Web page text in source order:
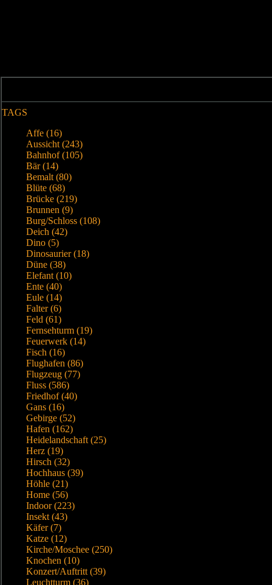
TAGS
Affe (16)
Aussicht (243)
Bahnhof (105)
Bär (14)
Bemalt (80)
Blüte (68)
Brücke (219)
Brunnen (9)
Burg/Schloss (108)
Deich (42)
Dino (5)
Dinosaurier (18)
Düne (38)
Elefant (10)
Ente (40)
Eule (14)
Falter (6)
Feld (61)
Fernsehturm (19)
Feuerwerk (14)
Fisch (16)
Flughafen (86)
Flugzeug (77)
Fluss (586)
Friedhof (40)
Gans (16)
Gebirge (52)
Hafen (162)
Heidelandschaft (25)
Herz (19)
Hirsch (32)
Hochhaus (39)
Höhle (21)
Home (56)
Indoor (223)
Insekt (43)
Käfer (7)
Katze (12)
Kirche/Moschee (250)
Knochen (10)
Konzert/Auftritt (39)
Leuchtturm (36)